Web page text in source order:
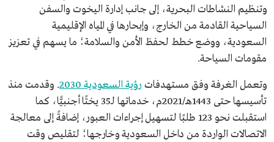
وتنظيم النشاطات البحرية، إلى جانب إدارة اليخوت والسفن
السياحية القادمة من الخارج، وإبحارها في المياه الإقليمية
السعودية، ووضع خطط لحفظ الأمن والسلامة؛ ما يسهم في تعزيز
مقومات السياحة.
وتعمل الغرفة وفق مستهدفات رؤية السعودية 2030
. وقدمت منذ
تأسيسها حتى 1443هـ/2021م، خدماتها لـ35 يختًا أجنبيًّا، كما
استقبلت نحو 123 طلبًا لتسهيل إجراءات العبور، إضافةً إلى معالجة
الاتصالات الواردة من داخل السعودية وخارجها؛ لتقليص وقت